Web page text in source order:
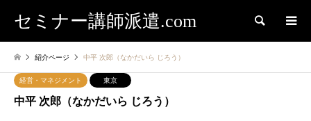
セミナー講師派遣.com 検索
紹介ページ 中平 次郎（なかだいら じろう）
経営・マネジメント 東京
中平 次郎（なかだいら じろう）